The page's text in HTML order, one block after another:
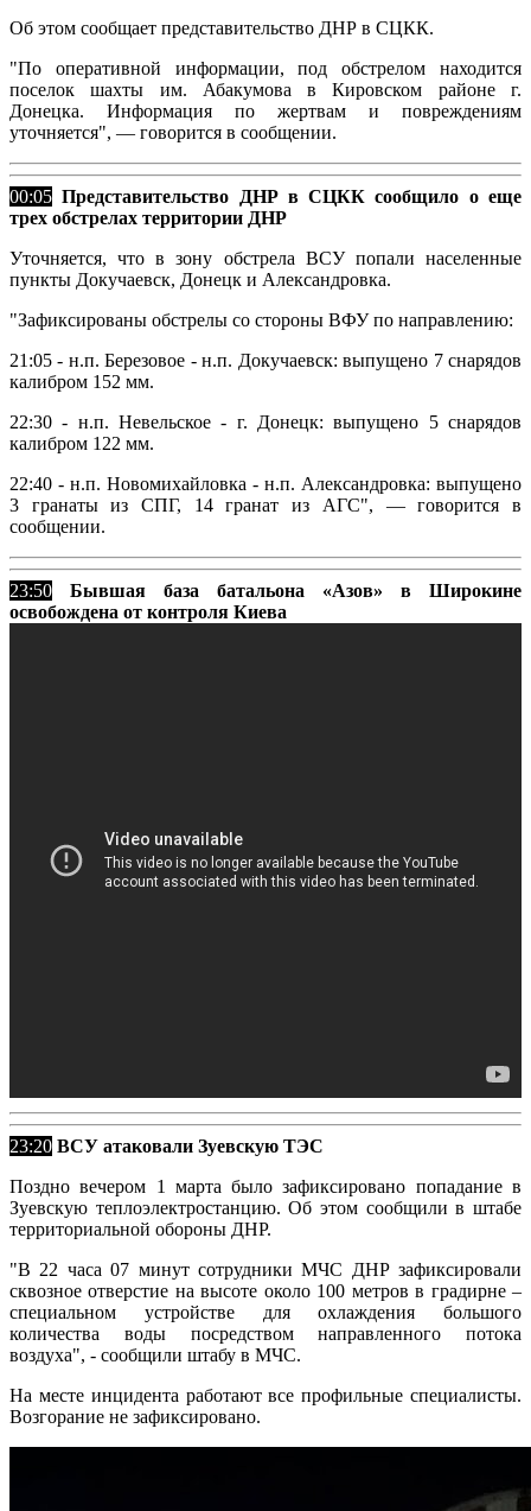
Об этом сообщает представительство ДНР в СЦКК.
"По оперативной информации, под обстрелом находится
поселок шахты им. Абакумова в Кировском районе г.
Донецка. Информация по жертвам и повреждениям
уточняется", — говорится в сообщении.
00:05 Представительство ДНР в СЦКК сообщило о еще
трех обстрелах территории ДНР
Уточняется, что в зону обстрела ВСУ попали населенные
пункты Докучаевск, Донецк и Александровка.
"Зафиксированы обстрелы со стороны ВФУ по направлению:
21:05 - н.п. Березовое - н.п. Докучаевск: выпущено 7 снарядов
калибром 152 мм.
22:30 - н.п. Невельское - г. Донецк: выпущено 5 снарядов
калибром 122 мм.
22:40 - н.п. Новомихайловка - н.п. Александровка: выпущено
3 гранаты из СПГ, 14 гранат из АГС", — говорится в
сообщении.
23:50
Бывшая база батальона «Азов» в Широкине
освобождена от контроля Киева
23:20 ВСУ атаковали Зуевскую ТЭС
Поздно вечером 1 марта было зафиксировано попадание в
Зуевскую теплоэлектростанцию. Об этом сообщили в штабе
территориальной обороны ДНР.
"В 22 часа 07 минут сотрудники МЧС ДНР зафиксировали
сквозное отверстие на высоте около 100 метров в градирне –
специальном устройстве для охлаждения большого
количества воды посредством направленного потока
воздуха", - сообщили штабу в МЧС.
На месте инцидента работают все профильные специалисты.
Возгорание не зафиксировано.